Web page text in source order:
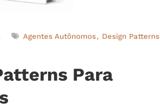
Agentes Autônomos
Design Patterns
Para